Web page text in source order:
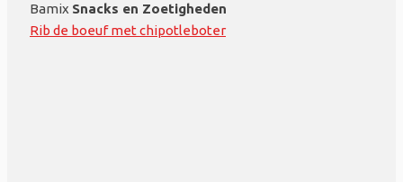
Bamix Snacks en Zoetigheden
Rib de boeuf met chipotleboter